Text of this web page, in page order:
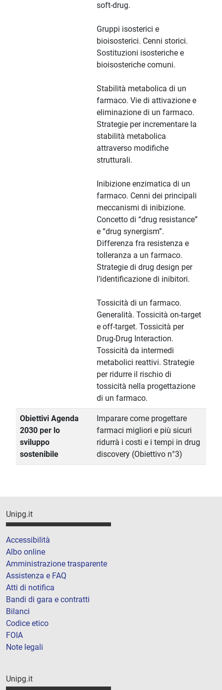
soft-drug.
Gruppi isosterici e
bioisosterici. Cenni storici.
Sostituzioni isosteriche e
bioisosteriche comuni.
Stabilità metabolica di un
farmaco. Vie di attivazione e
eliminazione di un farmaco.
Strategie per incrementare la
stabilità metabolica
attraverso modifiche
strutturali.
Inibizione enzimatica di un
farmaco. Cenni dei principali
meccanismi di inibizione.
Concetto di “drug resistance”
e “drug synergism”.
Differenza fra resistenza e
tolleranza a un farmaco.
Strategie di drug design per
l’identificazione di inibitori.
Tossicità di un farmaco.
Generalità. Tossicità on-target
e off-target. Tossicità per
Drug-Drug Interaction.
Tossicità da intermedi
metabolici reattivi. Strategie
per ridurre il rischio di
tossicità nella progettazione
di un farmaco.
Obiettivi Agenda
2030 per lo
sviluppo
sostenibile
Imparare come progettare
farmaci migliori e più sicuri
ridurrà i costi e i tempi in drug
discovery (Obiettivo n°3)
Unipg.it
Accessibilità
Albo online
Amministrazione trasparente
Assistenza e FAQ
Atti di notifica
Bandi di gara e contratti
Bilanci
Codice etico
FOIA
Note legali
Unipg.it